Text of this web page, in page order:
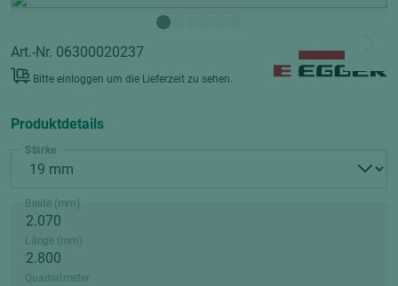
Art.-Nr. 06300020237
Bitte einloggen um die Lieferzeit zu sehen.
Produktdetails
Stärke
Breite (mm)
Länge (mm)
Quadratmeter